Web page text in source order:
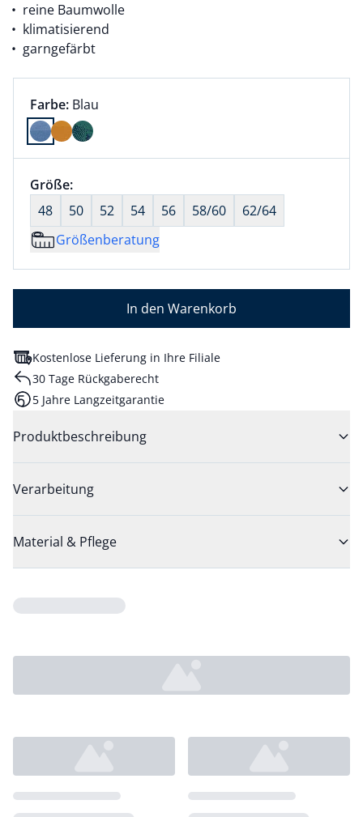
reine Baumwolle
klimatisierend
garngefärbt
Farbauswahl:
Farbe: aktuell ausgewählt:
Blau
Farbe Blau ausgewählt
Größenauswahl:
Größe:nichts ausgewählt
48
50 52 54 56 58/60
62/64
Größenberatung
In den Warenkorb
Kostenlose Lieferung in Ihre Filiale
30 Tage Rückgaberecht
5 Jahre Langzeitgarantie
Produktbeschreibung
Verarbeitung
Material & Pflege